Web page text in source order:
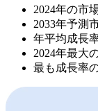
2024年の市
2033年予測
年平均成長
2024年最大
最も成長率